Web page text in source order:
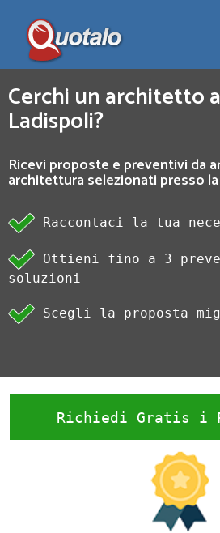
Cerchi un architetto
Ladispoli?
Ricevi proposte e preventivi da
architettura selezionati presso
Raccontaci la tua
Ottieni fino a 3
soluzioni
Scegli la proposta
Richiedi Gratis i